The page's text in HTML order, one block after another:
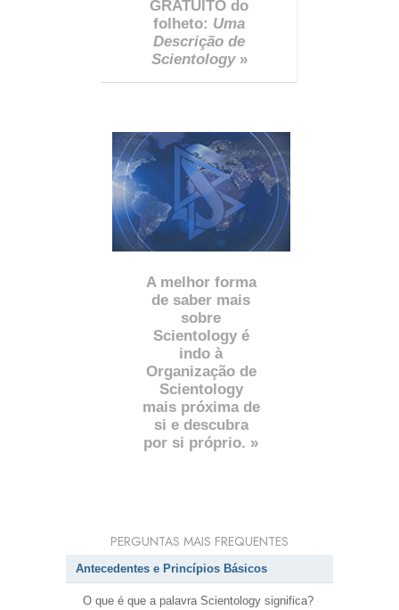
GRATUITO do
folheto: Uma
Descrição de
Scientology»
A melhor forma
de saber mais
sobre
Scientology é
indo à
Organização de
Scientology
mais próxima de
si e descubra
por si próprio. »
PERGUNTAS MAIS FREQUENTES
Antecedentes e Princípios Básicos
O que é que a palavra Scientology significa?